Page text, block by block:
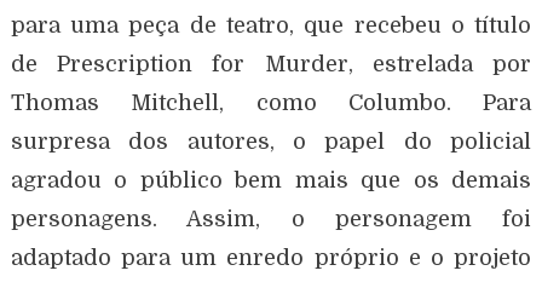
para uma peça de teatro, que recebeu o título
de Prescription for Murder, estrelada por
Thomas Mitchell, como Columbo. Para
surpresa dos autores, o papel do policial
agradou o público bem mais que os demais
personagens. Assim, o personagem foi
adaptado para um enredo próprio e o projeto